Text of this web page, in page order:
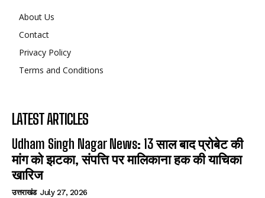
About Us
Contact
Privacy Policy
Terms and Conditions
LATEST ARTICLES
Udham Singh Nagar News: 13 साल बाद प्रोबेट की
मांग को झटका, संपत्ति पर मालिकाना हक की याचिका
खारिज
उत्तराखंड July 27, 2026